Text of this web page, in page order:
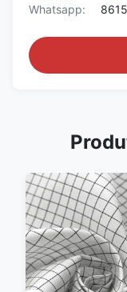
Whatsapp: